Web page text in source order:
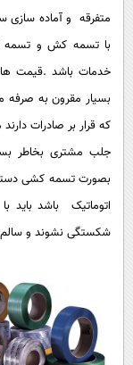
متفرقه و آماده سازی
با تسمه کش و تسمه
خدمات باشد .قیمت ها
بسیار مقرون به صرفه
که قرار بر صادرات
جلب مشتری بخاطر
بصورت تسمه کشی
اتوماتیک باشد باید
شکستگی نشوند و سالم